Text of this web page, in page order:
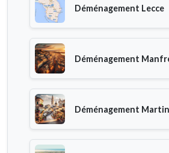
Déménagement Lecce
Déménagement
Déménagement